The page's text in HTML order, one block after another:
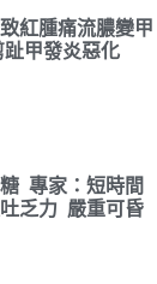
紅腫痛流膿變甲
甲發炎惡化
專家：短時間
乏力 嚴重可昏